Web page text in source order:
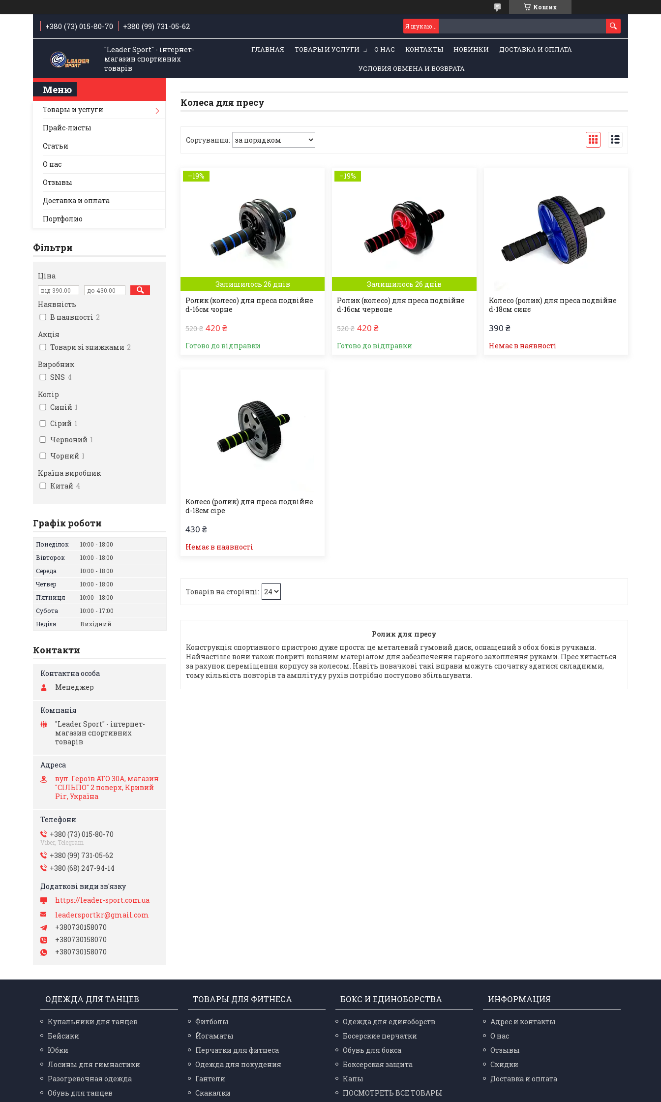
Кошик
+380 (73) 015-80-70 +380 (99) 731-05-62
"Leader Sport" - інтернет-
магазин спортивних
товарів
ГЛАВНАЯ ТОВАРЫ И УСЛУГИ О НАС КОНТАКТЫ НОВИНКИ ДОСТАВКА И ОПЛАТА
УСЛОВИЯ ОБМЕНА И ВОЗВРАТА
Колеса для пресу
–19%
Залишилось 26 днів
Ролик (колесо) для преса подвійне
d-16см чорне
520 ₴ 420 ₴
Готово до відправки
–19%
Залишилось 26 днів
Ролик (колесо) для преса подвійне
d-16см червоне
520 ₴ 420 ₴
Готово до відправки
Колесо (ролик) для преса подвійне
d-18см синє
390 ₴
Немає в наявності
Колесо (ролик) для преса подвійне
d-18см сіре
430 ₴
Немає в наявності
Ролик для пресу
Конструкція спортивного пристрою дуже проста: це металевий гумовий диск, оснащений з обох боків ручками.
Найчастіше вони також покриті ковзним матеріалом для забезпечення гарного захоплення руками. Прес хитається
за рахунок переміщення корпусу за колесом. Навіть новачкові такі вправи можуть спочатку здатися складними,
тому кількість повторів та амплітуду рухів потрібно поступово збільшувати.
Товары и услуги
Прайс-листы
Статьи
О нас
Отзывы
Доставка и оплата
Портфолио
Фільтри
Ціна
Наявність
В наявності 2
Акція
Товари зі знижками 2
Виробник
SNS 4
Колір
Синій 1
Сірий 1
Червоний 1
Чорний 1
Країна виробник
Китай 4
Графік роботи
Понеділок 10:00
18:00
Вівторок
10:00
18:00
Середа
10:00
18:00
Четвер
10:00
18:00
Пʼятниця
10:00
18:00
Субота
10:00
17:00
Неділя
Вихідний
Контакти
Менеджер
"Leader Sport" - інтернет-
магазин спортивних
товарів
вул. Героїв АТО 30А, магазин
"СІЛЬПО" 2 поверх, Кривий
Ріг, Україна
+380 (73) 015-80-70
Viber, Telegram
+380 (99) 731-05-62
+380 (68) 247-94-14
https://leader-sport.com.ua
leadersportkr@gmail.com
+380730158070
+380730158070
+380730158070
ОДЕЖДА ДЛЯ ТАНЦЕВ
Купальники для танцев
Бейсики
Юбки
Лосины для гимнастики
Разогревочная одежда
Обувь для танцев
ТОВАРЫ ДЛЯ ФИТНЕСА
Фитболы
Йогаматы
Перчатки для фитнеса
Одежда для похудения
Гантели
Скакалки
БОКС И ЕДИНОБОРСТВА
Одежда для единоборств
Босерские перчатки
Обувь для бокса
Боксерская защита
Капы
ПОСМОТРЕТЬ ВСЕ ТОВАРЫ
ИНФОРМАЦИЯ
Адрес и контакты
О нас
Отзывы
Скидки
Доставка и оплата